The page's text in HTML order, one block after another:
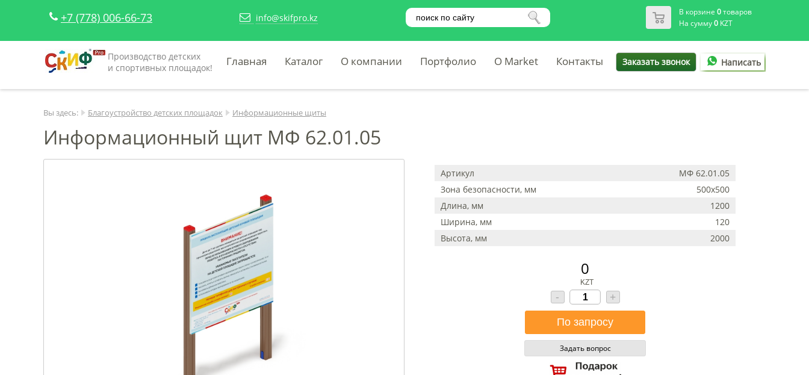
+7 (778) 006-66-73 info@skifpro.kz В корзине 0товаров
На сумму0KZT
Производство детских
и спортивных площадок!
Главная Каталог О компании Портфолио O Market Контакты Заказать звонок Написать
Вы здесь: Благоустройство детских площадок Информационные щиты
Информационный щит МФ 62.01.05
Артикул
МФ 62.01.05
Зона безопасности, мм
500х500
Длина, мм
1200
Ширина, мм
120
Высота, мм
2000
0
KZT
- +
Задать вопрос